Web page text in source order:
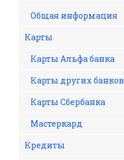
Общая информация
Карты
Карты Альфа банка
Карты других банков
Карты Сбербанка
Мастеркард
Кредиты